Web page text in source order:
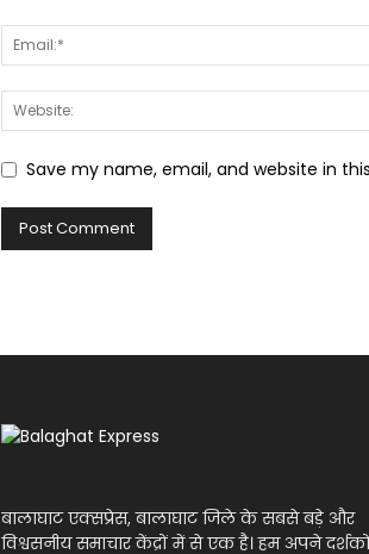
Save my name, email, and website in
बालाघाट एक्सप्रेस, बालाघाट जिले के सबसे बड़े और
विश्वसनीय समाचार केंद्रों में से एक है। हम अपने